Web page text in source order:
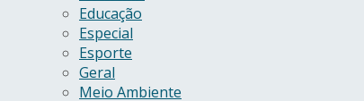
Educação
Especial
Esporte
Geral
Meio Ambiente